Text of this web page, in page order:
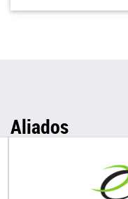
Aliados